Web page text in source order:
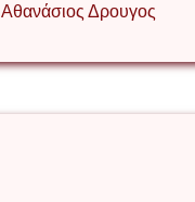
Αθανάσιος Δρουγος